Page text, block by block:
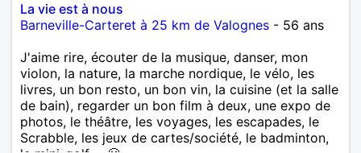
La vie est à nous
Barneville-Carteret à 25 km de Valognes - 56 ans
J'aime rire, écouter de la musique, danser, mon
violon, la nature, la marche nordique, le vélo, les
livres, un bon resto, un bon vin, la cuisine (et la salle
de bain), regarder un bon film à deux, une expo de
photos, le théâtre, les voyages, les escapades, le
Scrabble, les jeux de cartes/société, le badminton,